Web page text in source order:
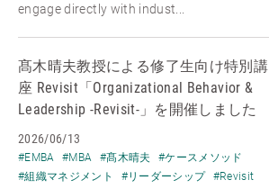
engage directly with indust...
髙木晴夫教授による修了生向け特別講
座 Revisit「Organizational Behavior &
Leadership -Revisit-」を開催しました
2026/06/13
#EMBA #MBA #髙木晴夫
#ケースメソッド
#組織マネジメント
#リーダーシップ #Revisit